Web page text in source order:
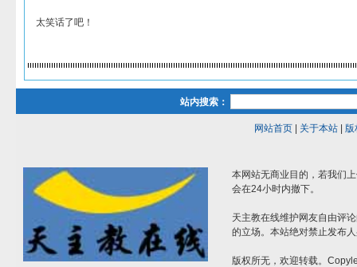
太笑话了吧！
站内搜索：
网站首页| 关于本站| 版
本网站无商业目的，若我们
会在24小时内撤下。
天主教在线维护网友自由评
的立场。本站绝对禁止发布
版权所无，欢迎转载。